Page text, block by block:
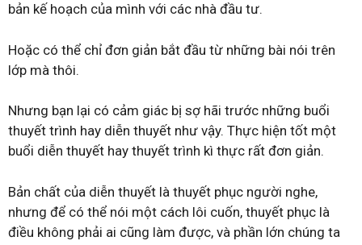
bản kế hoạch của mình với các nhà đầu tư.
Hoặc có thể chỉ đơn giản bắt đầu từ những bài nói trên
lớp mà thôi.
Nhưng bạn lại có cảm giác bị sợ hãi trước những buổi
thuyết trình hay diễn thuyết như vậy. Thực hiện tốt một
buổi diễn thuyết hay thuyết trình kì thực rất đơn giản.
Bản chất của diễn thuyết là thuyết phục người nghe,
nhưng để có thể nói một cách lôi cuốn, thuyết phục là
điều không phải ai cũng làm được, và phần lớn chúng ta